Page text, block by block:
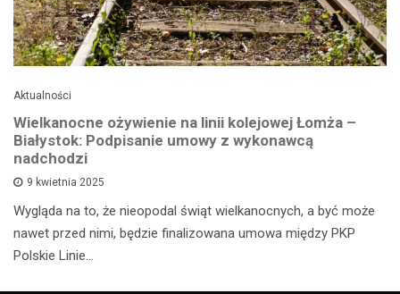
Aktualności
Wielkanocne ożywienie na linii kolejowej Łomża –
Białystok: Podpisanie umowy z wykonawcą
nadchodzi
9 kwietnia 2025
Wygląda na to, że nieopodal świąt wielkanocnych, a być może
nawet przed nimi, będzie finalizowana umowa między PKP
Polskie Linie…